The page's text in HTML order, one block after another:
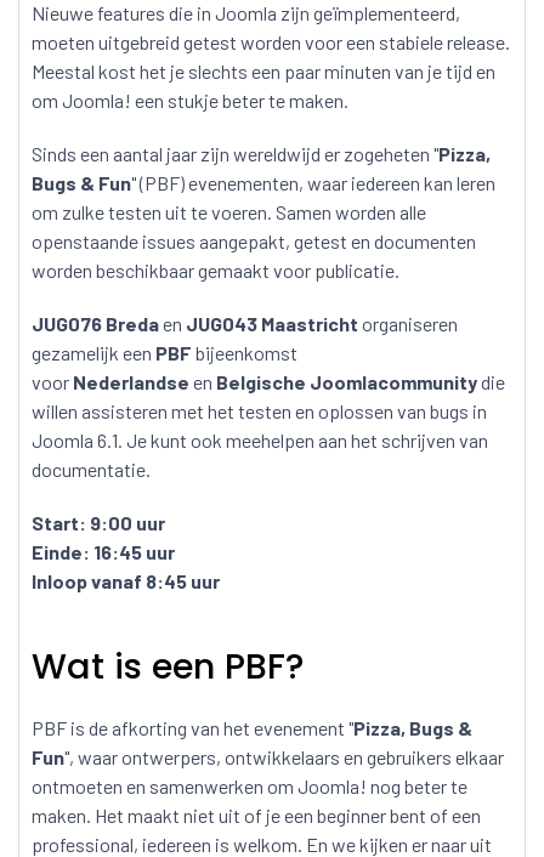
Nieuwe features die in Joomla zijn geïmplementeerd,
moeten uitgebreid getest worden voor een stabiele release.
Meestal kost het je slechts een paar minuten van je tijd en
om Joomla! een stukje beter te maken.
Sinds een aantal jaar zijn wereldwijd er zogeheten "Pizza,
Bugs & Fun" (PBF) evenementen, waar iedereen kan leren
om zulke testen uit te voeren. Samen worden alle
openstaande issues aangepakt, getest en documenten
worden beschikbaar gemaakt voor publicatie.
JUG076 Bredaen JUG043 Maastricht organiseren
gezamelijk een PBF bijeenkomst
voor Nederlandse en Belgische Joomlacommunitydie
willen assisteren met het testen en oplossen van bugs in
Joomla 6.1. Je kunt ook meehelpen aan het schrijven van
documentatie.
Start: 9:00 uur
Einde: 16:45 uur
Inloop vanaf 8:45 uur
Wat is een PBF?
PBF is de afkorting van het evenement "Pizza, Bugs &
Fun", waar ontwerpers, ontwikkelaars en gebruikers elkaar
ontmoeten en samenwerken om Joomla! nog beter te
maken. Het maakt niet uit of je een beginner bent of een
professional, iedereen is welkom. En we kijken er naar uit